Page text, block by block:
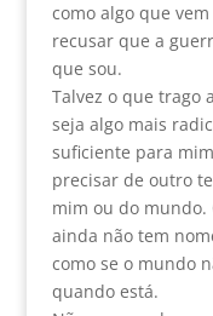
como algo que
recusar que a
que sou.
Talvez o que trago
seja algo mais
suficiente para
precisar de outro
mim ou do mundo.
ainda não tem
como se o mundo
quando está.